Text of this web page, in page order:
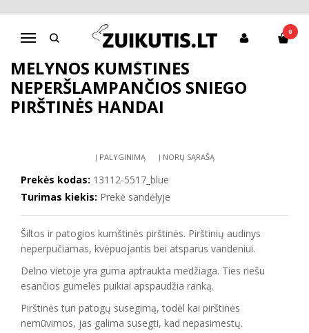
Navigacija
0
Pagrindinis Apranga berniukams
Kepurės, pirštinės
Mėlynos kumštinės neperšlampančios sniego pirštinės HANDAI
MĖLYNOS KUMŠTINĖS
NEPERŠLAMPANČIOS SNIEGO
PIRŠTINĖS HANDAI
Į PALYGINIMĄ Į NORŲ SĄRAŠĄ
Prekės kodas: 13112-5517_blue
Turimas kiekis: Prekė sandėlyje
Šiltos ir patogios kumštinės pirštinės. Pirštinių audinys
neperpučiamas, kvėpuojantis bei atsparus vandeniui.
Delno vietoje yra guma aptraukta medžiaga. Ties riešu
esančios gumelės puikiai apspaudžia ranką.
Pirštinės turi patogų susegimą, todėl kai pirštinės
nemūvimos, jas galima susegti, kad nepasimestų.